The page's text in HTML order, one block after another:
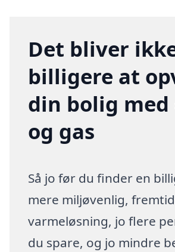
Det bliver
billigere at
din bolig med
og gas
Så jo før du finder en
mere miljøvenlig,
varmeløsning, jo flere
du spare, og jo mindre